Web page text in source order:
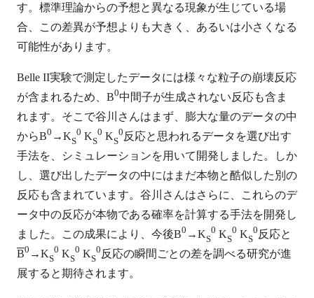
す。標準理論からの予想と異なる現象が生じている場
合、この差異が予想よりも大きく、あるいは小さくなる
可能性があります。
Belle II実験で測定したデータには様々な粒子の崩壊反応
が含まれるため、B0中間子が生成されない反応も含ま
れます。そこで谷川さんはまず、膨大な量のデータの中
からB0 →KS
0 KS
0 KS
0 反応と思われるデータを選び出す
手法を、シミュレーションを用いて開発しました。しか
し、選び出したデータの中にはまだ本物と酷似した別の
反応も含まれています。谷川さんはさらに、これらのデ
ータ中の反応が本物である確率を計算する手法を開発し
ました。この成果により、今後B0 →KS
0 KS
0 KS
0 反応と
B0 →KS
0 KS
0 KS
0 反応の瞬間ごとの差を調べる研究が進
展すると期待されます。